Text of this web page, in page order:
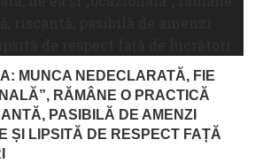
MUNCA NEDECLARATĂ, FIE
RĂMÂNE O PRACTICĂ
PASIBILĂ DE AMENZI
ȘI LIPSITĂ DE RESPECT FAȚĂ